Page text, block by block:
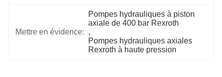
Mettre en évidence:
Pompes hydrauliques à piston
axiale de 400 bar Rexroth
,
Pompes hydrauliques axiales
Rexroth à haute pression